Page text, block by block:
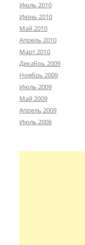
Июль 2010
Июнь 2010
Май 2010
Апрель 2010
Март 2010
Декабрь 2009
Ноябрь 2009
Июль 2009
Май 2009
Апрель 2009
Июль 2006